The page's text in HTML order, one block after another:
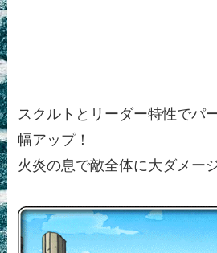
スクルトとリーダー特性でパ
幅アップ！
火炎の息で敵全体に大ダメー